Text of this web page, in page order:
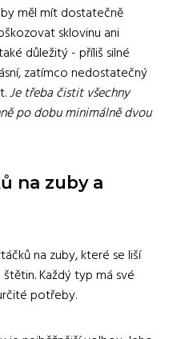
měl mít dostatečně
sklovinu ani
důležitý - příliš silné
zatímco nedostatečný
Je třeba čistit všechny
po dobu minimálně dvou
na zuby a
na zuby, které se liší
Každý typ má své
potřeby.